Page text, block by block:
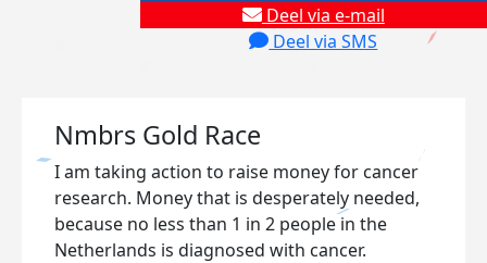
Deel via e-mail
Deel via SMS
Nmbrs Gold Race
I am taking action to raise money for cancer
research. Money that is desperately needed,
because no less than 1 in 2 people in the
Netherlands is diagnosed with cancer.